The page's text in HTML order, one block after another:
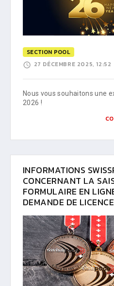
SECTION POOL
27 DÉCEMBRE 2025, 12:52
Nous vous souhaitons une
2026 !
INFORMATIONS
CONCERNANT LA
FORMULAIRE EN
DEMANDE DE